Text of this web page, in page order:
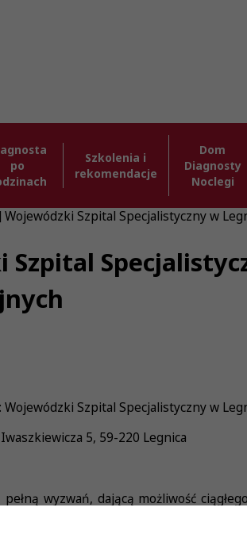
po
Szkolenia i
rekomendacje
Dom
Diagnosty
Noclegi
Wojewódzki Szpital Specjalistyczny w
Szpital
Szpital Specjalistyczny w
5, 59-220 Legnica
wyzwań, dającą możliwość